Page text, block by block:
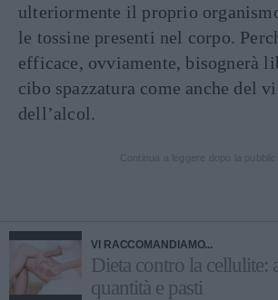
ulteriormente il proprio
le tossine presenti nel corpo.
efficace, ovviamente, bisognerà
cibo spazzatura come anche del
dell’alcol.
VI RACCOMANDIAMO...
Dieta contro la cellulite:
quantità e pasti